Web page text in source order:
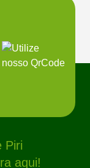
Piri
aqui!